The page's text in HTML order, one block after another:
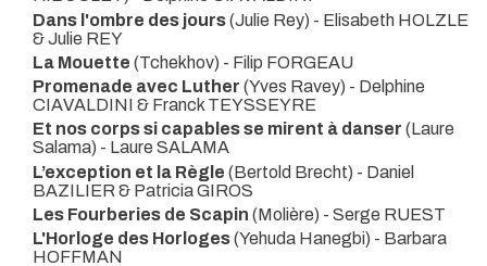
Dans l'ombre des jours(Julie Rey) - Elisabeth HOLZLE
& Julie REY
La Mouette (Tchekhov) - Filip FORGEAU
Promenade avec Luther (Yves Ravey) - Delphine
CIAVALDINI & Franck TEYSSEYRE
Et nos corps si capables se mirent à danser (Laure
Salama) - Laure SALAMA
L’exception et la Règle (Bertold Brecht) - Daniel
BAZILIER & Patricia GIROS
Les Fourberies de Scapin (Molière) - Serge RUEST
L'Horloge des Horloges(Yehuda Hanegbi) - Barbara
HOFFMAN